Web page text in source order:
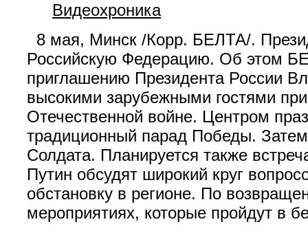
Видеохроника
8 мая, Минск /Корр. БЕЛТА/.
Российскую Федерацию. Об этом
приглашению Президента России
высокими зарубежными гостями
Отечественной войне. Центром
традиционный парад Победы.
Солдата. Планируется также
Путин обсудят широкий круг
обстановку в регионе. По
мероприятиях, которые пройдут в